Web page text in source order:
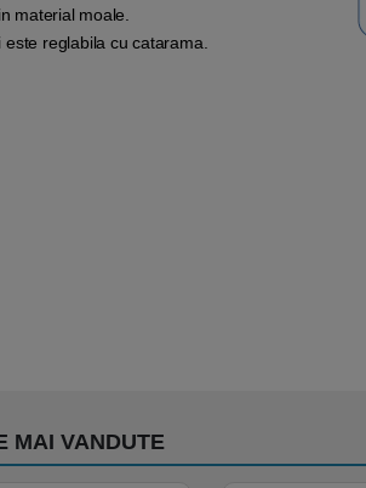
material moale.
este reglabila cu catarama.
MAI VANDUTE